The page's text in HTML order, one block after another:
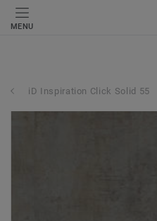
MENU
iD Inspiration Click Solid 55